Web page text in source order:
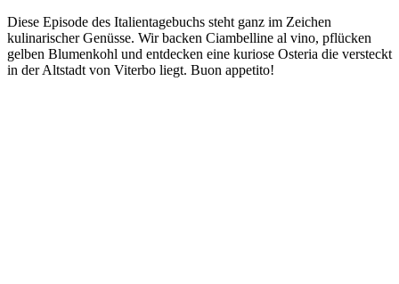
Diese Episode des Italientagebuchs steht ganz im Zeichen
kulinarischer Genüsse. Wir backen Ciambelline al vino, pflücken
gelben Blumenkohl und entdecken eine kuriose Osteria die versteckt
in der Altstadt von Viterbo liegt. Buon appetito!